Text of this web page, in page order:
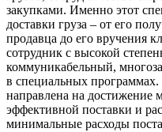
закупками. Именно этот
доставки груза – от его
продавца до его вручения
сотрудник с высокой
коммуникабельный,
в специальных программах.
направлена на достижение
эффективной поставки и
минимальные расходы